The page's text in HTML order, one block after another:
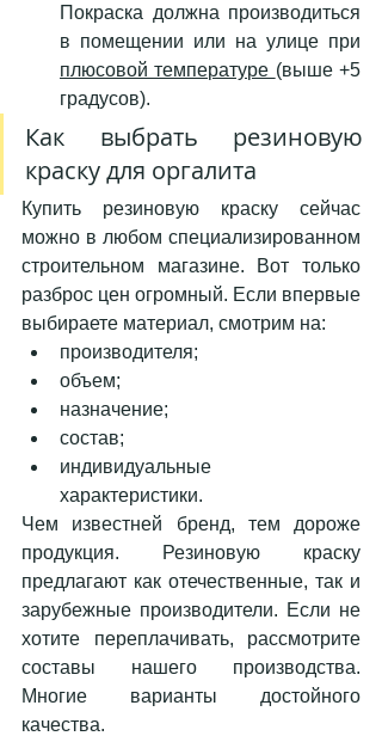
Покраска должна производиться
плюсовой температуре (выше +5
градусов).
Как выбрать резиновую
краску для оргалита
Купить резиновую краску сейчас
можно в любом специализированном
строительном магазине. Вот только
разброс цен огромный. Если впервые
выбираете материал, смотрим на:
производителя;
объем;
назначение;
состав;
индивидуальные
характеристики.
Чем известней бренд, тем дороже
продукция. Резиновую краску
предлагают как отечественные, так и
зарубежные производители. Если не
хотите переплачивать, рассмотрите
составы нашего производства.
Многие варианты достойного
качества.